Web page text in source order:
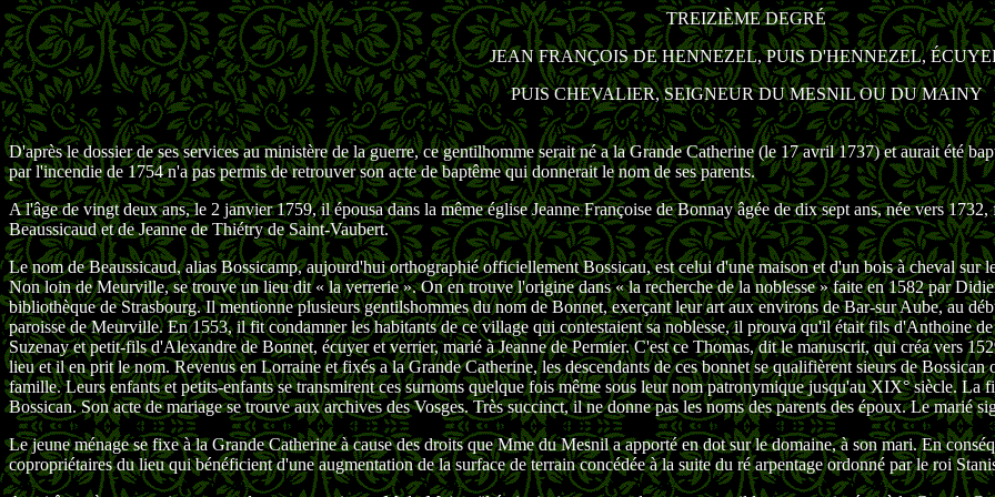
TREIZIÈME DEGRÉ
JEAN FRANÇOIS DE HENNEZEL, PUIS D'HENNEZEL,
PUIS CHEVALIER, SEIGNEUR DU MESNIL OU DU MAINY
D'après le dossier de ses services au ministère de la guerre, ce gentilhomme serait né a la Grande Catherine (le 17 avril 1737) et aurait été
par l'incendie de 1754 n'a pas permis de retrouver son acte de baptême qui donnerait le nom de ses parents.
A l'âge de vingt deux ans, le 2 janvier 1759, il épousa dans la même église Jeanne Françoise de Bonnay âgée de dix sept ans, née vers
Beaussicaud et de Jeanne de Thiétry de Saint-Vaubert.
Le nom de Beaussicaud, alias Bossicamp, aujourd'hui orthographié officiellement Bossicau, est celui d'une maison et d'un bois à cheval
Non loin de Meurville, se trouve un lieu dit « la verrerie ». On en trouve l'origine dans « la recherche de la noblesse » faite en 1582 par
bibliothèque de Strasbourg. Il mentionne plusieurs gentilshommes du nom de Bonnet, exerçant leur art aux environs de Bar-sur Aube, au
paroisse de Meurville. En 1553, il fit condamner les habitants de ce village qui contestaient sa noblesse, il prouva qu'il était fils d'Anthoine
Suzenay et petit-fils d'Alexandre de Bonnet, écuyer et verrier, marié à Jeanne de Permier. C'est ce Thomas, dit le manuscrit, qui créa vers
lieu et il en prit le nom. Revenus en Lorraine et fixés a la Grande Catherine, les descendants de ces bonnet se qualifièrent sieurs de
famille. Leurs enfants et petits-enfants se transmirent ces surnoms quelque fois même sous leur nom patronymique jusqu'au XIX° siècle. La
Bossican. Son acte de mariage se trouve aux archives des Vosges. Très succinct, il ne donne pas les noms des parents des époux. Le marié
Le jeune ménage se fixe à la Grande Catherine à cause des droits que Mme du Mesnil a apporté en dot sur le domaine, à son mari. En
copropriétaires du lieu qui bénéficient d'une augmentation de la surface de terrain concédée à la suite du ré arpentage ordonné par le roi